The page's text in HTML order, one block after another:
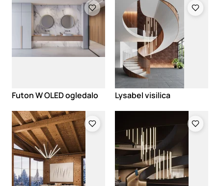
Futon W OLED ogledalo
Lysabel visilica
Loading